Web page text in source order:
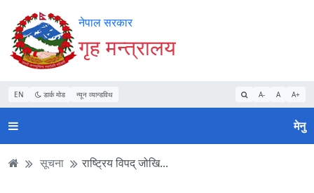
Accessibility
Mode
सुरु
गर्नुहोस्
सामाग्री
पढ्नुहाेस्
नेभिगेसन
पढ्नुहाेस्
वेबसाइट
खोजमा
जानुहोस्
नेपाल सरकार
गृह मन्त्रालय
EN डार्क मोड न्यून व्यान्डविथ A- A A+
मेनु
सूचना राष्ट्रिय विपद् जोखि...